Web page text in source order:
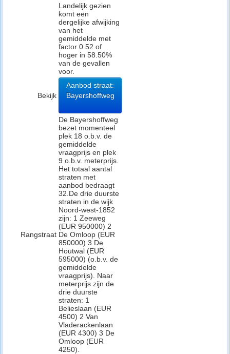
Landelijk gezien
komt een
dergelijke afwijking
van het
gemiddelde met
factor 0.52 of
hoger in 58.50%
van de gevallen
voor.
Bekijk
Aanbod straat:
Bayershoffweg
Rangstraat
De Bayershoffweg
bezet momenteel
plek 18 o.b.v. de
gemiddelde
vraagprijs en plek
9 o.b.v. meterprijs.
Het totaal aantal
straten met
aanbod bedraagt
32.De drie duurste
straten in de wijk
Noord-west-1852
zijn: 1 Zeeweg
(EUR 950000) 2
De Omloop (EUR
850000) 3 De
Houtwal (EUR
595000) (o.b.v. de
gemiddelde
vraagprijs). Naar
meterprijs zijn de
drie duurste
straten: 1
Belieslaan (EUR
4500) 2 Van
Vladerackenlaan
(EUR 4300) 3 De
Omloop (EUR
4250).